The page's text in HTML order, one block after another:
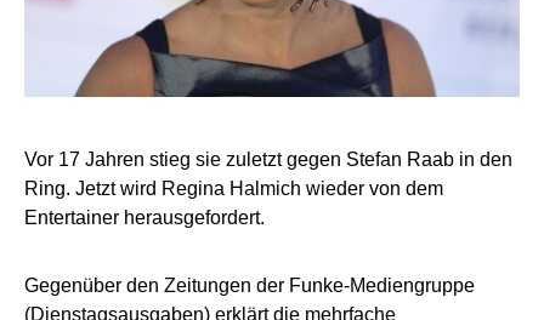
Vor 17 Jahren stieg sie zuletzt gegen Stefan Raab in den
Ring. Jetzt wird Regina Halmich wieder von dem
Entertainer herausgefordert.
Gegenüber den Zeitungen der Funke-Mediengruppe
(Dienstagsausgaben) erklärt die mehrfache